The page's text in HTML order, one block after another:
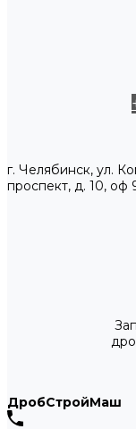
г. Челябинск, ул.
проспект, д. 10, оф
ДробСтройМаш